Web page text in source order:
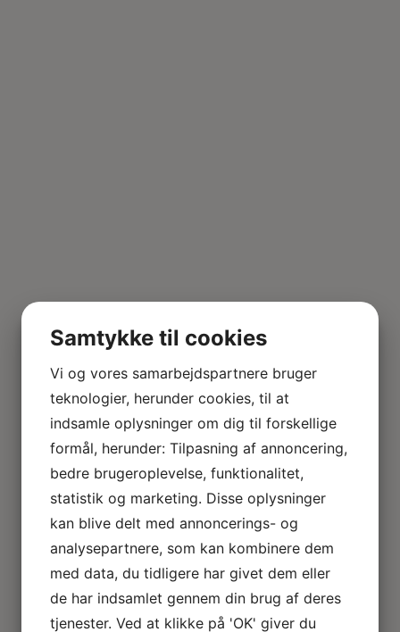
GRATIS FRAGT ved køb over 500,- m. Postnord til
Pakkeshop
Dukkehusbutik
Miniature nyheder & kurser
Min Konto
Kontakt Roseline
Handels- og leverings- betingelser
0 emner
Miniature møbler
Alle møbler
JBM, Bespaq og finere møbler
Samtykke til cookies
Vi og vores samarbejdspartnere bruger
teknologier, herunder cookies, til at
indsamle oplysninger om dig til forskellige
formål, herunder: Tilpasning af annoncering,
bedre brugeroplevelse, funktionalitet,
statistik og marketing. Disse oplysninger
kan blive delt med annoncerings- og
analysepartnere, som kan kombinere dem
med data, du tidligere har givet dem eller
de har indsamlet gennem din brug af deres
tjenester. Ved at klikke på 'OK' giver du